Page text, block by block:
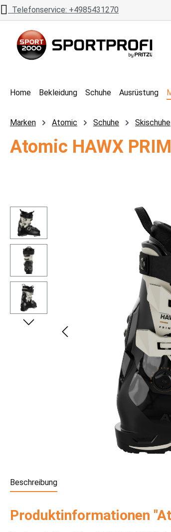
Hauptinhalt springen
Zur Suche springen
Zur Hauptnavigation springen
Telefonservice: +4985431270
Home Bekleidung Schuhe Ausrüstung
Marken Atomic Schuhe Skischuhe
Atomic HAWX
Bildergalerie überspringen
Beschreibung
Produktinformationen